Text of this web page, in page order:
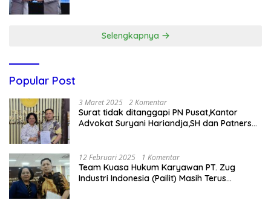
Selengkapnya
Popular Post
3 Maret 2025 2 Komentar
Surat tidak ditanggapi PN Pusat,Kantor
Advokat Suryani Hariandja,SH dan Patners
12 Februari 2025 1 Komentar
Team Kuasa Hukum Karyawan PT. Zug
Industri Indonesia (Pailit) Masih Terus